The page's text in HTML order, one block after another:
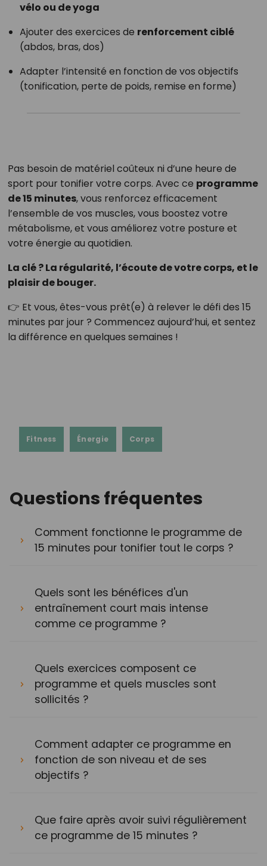
vélo ou de yoga
Ajouter des exercices de renforcement ciblé
(abdos, bras, dos)
Adapter l’intensité en fonction de vos objectifs
(tonification, perte de poids, remise en forme)
Pas besoin de matériel coûteux ni d’une heure de
sport pour tonifier votre corps. Avec ce programme
de 15 minutes, vous renforcez efficacement
l’ensemble de vos muscles, vous boostez votre
métabolisme, et vous améliorez votre posture et
votre énergie au quotidien.
La clé ? La régularité, l’écoute de votre corps, et le
plaisir de bouger.
👉 Et vous, êtes-vous prêt(e) à relever le défi des 15
minutes par jour ? Commencez aujourd’hui, et sentez
la différence en quelques semaines !
Fitness Énergie Corps
Questions fréquentes
Comment fonctionne le programme de
15 minutes pour tonifier tout le corps ?
Quels sont les bénéfices d'un
entraînement court mais intense
comme ce programme ?
Quels exercices composent ce
programme et quels muscles sont
sollicités ?
Comment adapter ce programme en
fonction de son niveau et de ses
objectifs ?
Que faire après avoir suivi régulièrement
ce programme de 15 minutes ?